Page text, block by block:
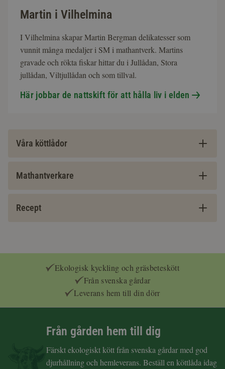
Martin i Vilhelmina
I Vilhelmina skapar Martin Bergman delikatesser som
vunnit många medaljer i SM i mathantverk. Martins
gravade och rökta fiskar hittar du i Jullådan, Stora
jullådan, Viltjullådan och som tillval.
Här jobbar de nattskift för att hålla liv i elden
Våra köttlådor
Mathantverkare
Recept
Ekologisk kyckling och gräsbeteskött
Från svenska gårdar
Leverans hem till din dörr
Från gården hem till dig
Färskt ekologiskt kött från svenska gårdar med god
djurhållning och hemleverans. Beställ en köttlåda idag